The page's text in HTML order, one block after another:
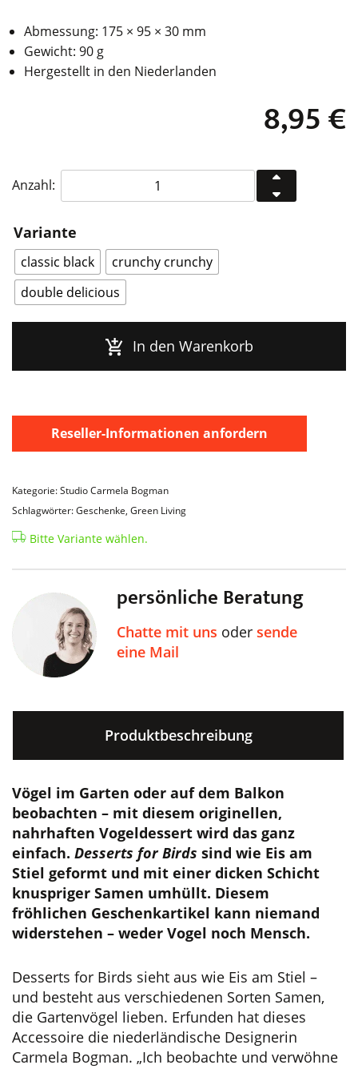
Abmessung: 175 × 95 × 30 mm
Gewicht: 90 g
Hergestellt in den Niederlanden
8,95€
Variante
classic black
crunchy crunchy
double delicious
Anzahl:
Carmela
Vogelfutter
Desserts
for
Birds
Menge
In den Warenkorb
Reseller-Informationen anfordern
Kategorie: Studio Carmela Bogman
Schlagwörter: Geschenke, Green Living
Bitte Variante wählen.
persönliche Beratung
Chatte mit uns oder sende
eine Mail
Produktbeschreibung
Vögel im Garten oder auf dem Balkon
beobachten – mit diesem originellen,
nahrhaften Vogeldessert wird das ganz
einfach. Desserts for Birds sind wie Eis am
Stiel geformt und mit einer dicken Schicht
knuspriger Samen umhüllt. Diesem
fröhlichen Geschenkartikel kann niemand
widerstehen – weder Vogel noch Mensch.
Desserts for Birds sieht aus wie Eis am Stiel –
und besteht aus verschiedenen Sorten Samen,
die Gartenvögel lieben. Erfunden hat dieses
Accessoire die niederländische Designerin
Carmela Bogman. „Ich beobachte und verwöhne